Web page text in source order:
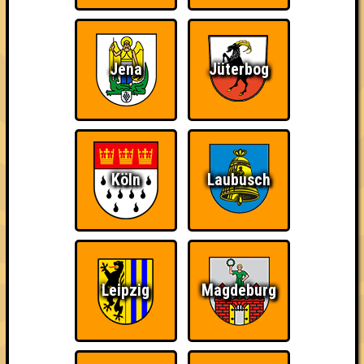
Teil der Oberschicht
Wiederzehn macht
The Last of Us
Schon wieder zum
Knapp daneben! Quizveteran
Jena Jüterbog
Köln Laubusch
Leipzig Magdeburg